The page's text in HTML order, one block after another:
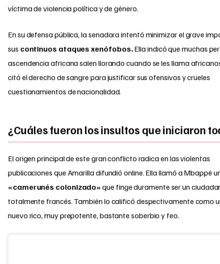
víctima de violencia política y de género.
En su defensa pública, la senadora intentó minimizar el grave
sus continuos ataques xenófobos.Ella indicó que muchas
ascendencia africana salen llorando cuando se les llama
citó el derecho de sangre para justificar sus ofensivos y crueles
cuestionamientos de nacionalidad.
¿Cuáles fueron los insultos que iniciaron
El origen principal de este gran conflicto radica en las violentas
publicaciones que Amarilla difundió online. Ella llamó a Mbappé
«camerunés colonizado»que finge duramente ser un
totalmente francés. También lo calificó despectivamente como
nuevo rico, muy prepotente, bastante soberbio y feo.